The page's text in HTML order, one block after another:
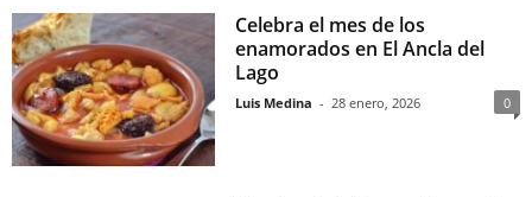
Celebra el mes de los
enamorados en El Ancla del
Lago
Luis Medina - 28 enero, 2026 0